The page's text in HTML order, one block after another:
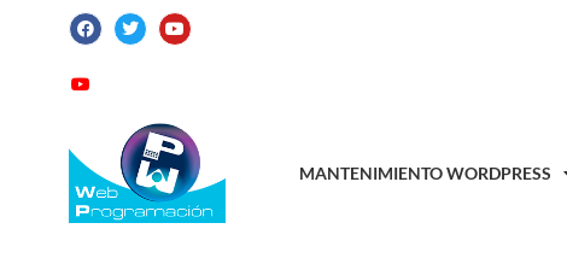
MANTENIMIENTO WORDPRESS